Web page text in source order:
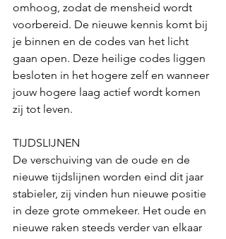
omhoog, zodat de mensheid wordt
voorbereid. De nieuwe kennis komt bij
je binnen en de codes van het licht
gaan open. Deze heilige codes liggen
besloten in het hogere zelf en wanneer
jouw hogere laag actief wordt komen
zij tot leven.
TIJDSLIJNEN
De verschuiving van de oude en de
nieuwe tijdslijnen worden eind dit jaar
stabieler, zij vinden hun nieuwe positie
in deze grote ommekeer. Het oude en
nieuwe raken steeds verder van elkaar